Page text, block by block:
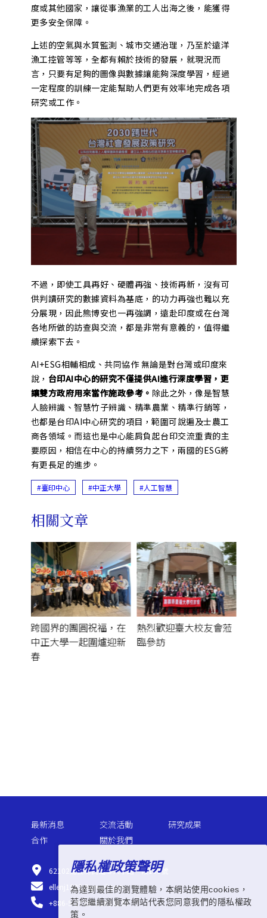
度或其他國家，讓從事漁業的工人出海之後，能獲得
更多安全保障。
上述的空氣與水質監測、城市交通治理，乃至於遠洋
漁工控管等等，全都有賴於技術的發展，就現況而
言，只要有足夠的圖像與數據讓能夠深度學習，經過
一定程度的訓練一定能幫助人們更有效率地完成各項
研究或工作。
不過，即使工具再好、硬體再強、技術再新，沒有可
供判讀研究的數據資料為基底，的功力再強也難以充
分展現，因此熊博安也一再強調，遠赴印度或在台灣
各地所做的訪查與交流，都是非常有意義的，值得繼
續探索下去。
AI+ESG相輔相成、共同協作 無論是對台灣或印度來
說， 台印AI中心的研究不僅提供AI進行深度學習，更
讓雙方政府用來當作施政參考。 除此之外，像是智慧
人臉辨識、智慧竹子辨識、精準農業、精準行銷等，
也都是台印AI中心研究的項目，範圍可說遍及士農工
商各領域。而這也是中心能肩負起台印交流重責的主
要原因，相信在中心的持續努力之下，兩國的ESG將
有更長足的進步。
#臺印中心 #中正大學 #人工智慧
相關文章
跨國界的團圓祝福，在
中正大學一起圍爐迎新
春
熱烈歡迎臺大校友會蒞
臨參訪
隱私權政策聲明
為達到最佳的瀏覽體驗，本網站使用cookies，
若您繼續瀏覽本網站代表您同意我們的隱私權政
策。
最新消息 交流活動
研究成果
合作
關於我們
62102嘉義縣民雄鄉大學路一段168號
ellenj1022@gmail.com
+886-5-2720411#33130